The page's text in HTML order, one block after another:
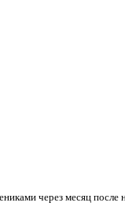
через месяц после